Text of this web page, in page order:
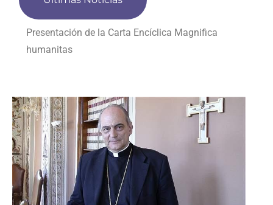
Presentación de la Carta Encíclica Magnifica
humanitas